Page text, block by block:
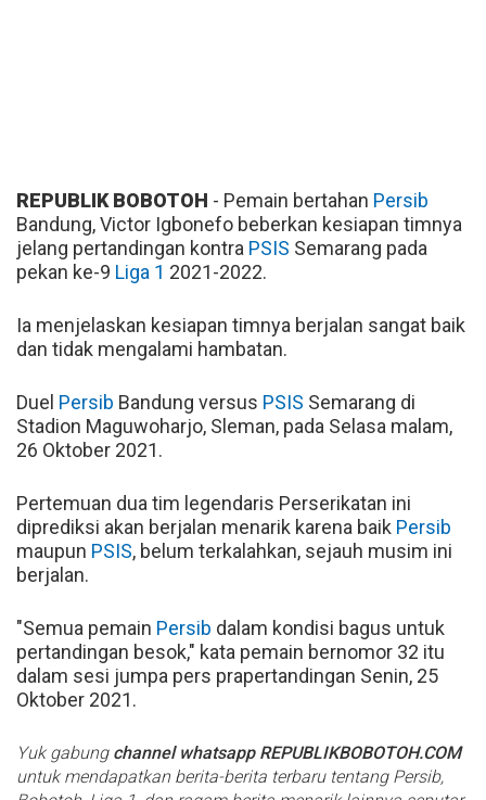
REPUBLIK BOBOTOH - Pemain bertahan Persib
Bandung, Victor Igbonefo beberkan kesiapan timnya
jelang pertandingan kontra PSIS Semarang pada
pekan ke-9 Liga 1 2021-2022.
Ia menjelaskan kesiapan timnya berjalan sangat baik
dan tidak mengalami hambatan.
Duel Persib Bandung versus PSIS Semarang di
Stadion Maguwoharjo, Sleman, pada Selasa malam,
26 Oktober 2021.
Pertemuan dua tim legendaris Perserikatan ini
diprediksi akan berjalan menarik karena baik Persib
maupun PSIS, belum terkalahkan, sejauh musim ini
berjalan.
"Semua pemain Persib dalam kondisi bagus untuk
pertandingan besok," kata pemain bernomor 32 itu
dalam sesi jumpa pers prapertandingan Senin, 25
Oktober 2021.
Yuk gabung channel whatsapp REPUBLIKBOBOTOH.COM
untuk mendapatkan berita-berita terbaru tentang Persib,